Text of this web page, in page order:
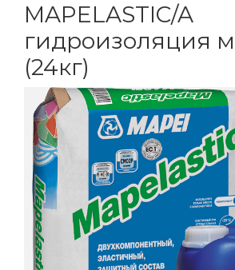
MAPELASTIC/A
гидроизоляция
(24кг)